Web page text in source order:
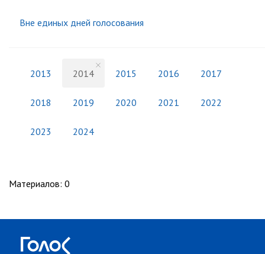
Вне единых дней голосования
2013 2014 2015 2016 2017
2018 2019 2020 2021 2022
2023 2024
Материалов: 0